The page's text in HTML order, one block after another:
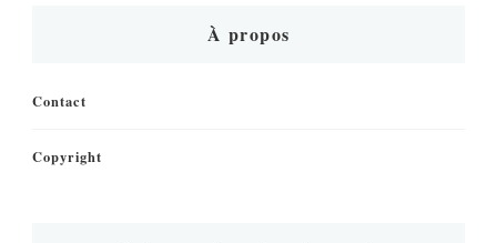
À propos
Contact
Copyright